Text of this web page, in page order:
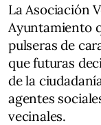
La Asociación
Ayuntamiento
pulseras de
que futuras
de la
agentes
vecinales.